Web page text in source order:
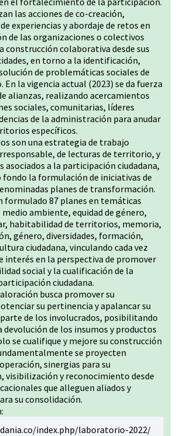
las acciones de co-creación,
experiencias y abordaje de retos en
de las organizaciones o colectivos
construcción colaborativa desde sus
en torno a la identificación,
de problemáticas sociales de
la vigencia actual (2023) se da fuerza
alianzas, realizando acercamientos
sociales, comunitarias, líderes
de la administración para anudar
específicos.
son una estrategia de trabajo
de lecturas de territorio, y
asociados a la participación ciudadana,
fondo la formulación de iniciativas de
planes de transformación.
formulado 87 planes en temáticas
ambiente, equidad de género,
habitabilidad de territorios, memoria,
género, diversidades, formación,
ciudadana, vinculando cada vez
interés en la perspectiva de promover
social y la cualificación de la
ciudadana.
busca promover su
su pertinencia y apalancar su
de los involucrados, posibilitando
devolución de los insumos y productos
se cualifique y mejore su construcción
se proyecten
sinergias para su
visibilización y reconocimiento desde
que alleguen aliados y
su consolidación.
index.php/laboratorio-2022/